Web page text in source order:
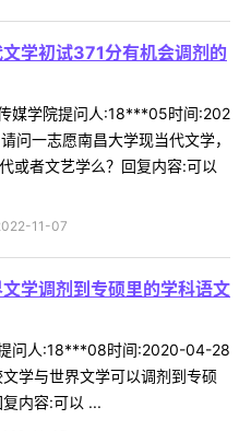
学初试371分有机会调剂的
媒学院提问人:18***05时间:202
一志愿南昌大学现当代文学，
或者文艺学么？回复内容:可以
11-07
学调剂到专硕里的学科语文
问人:18***08时间:2020-04-28
学与世界文学可以调剂到专硕
内容:可以 ...